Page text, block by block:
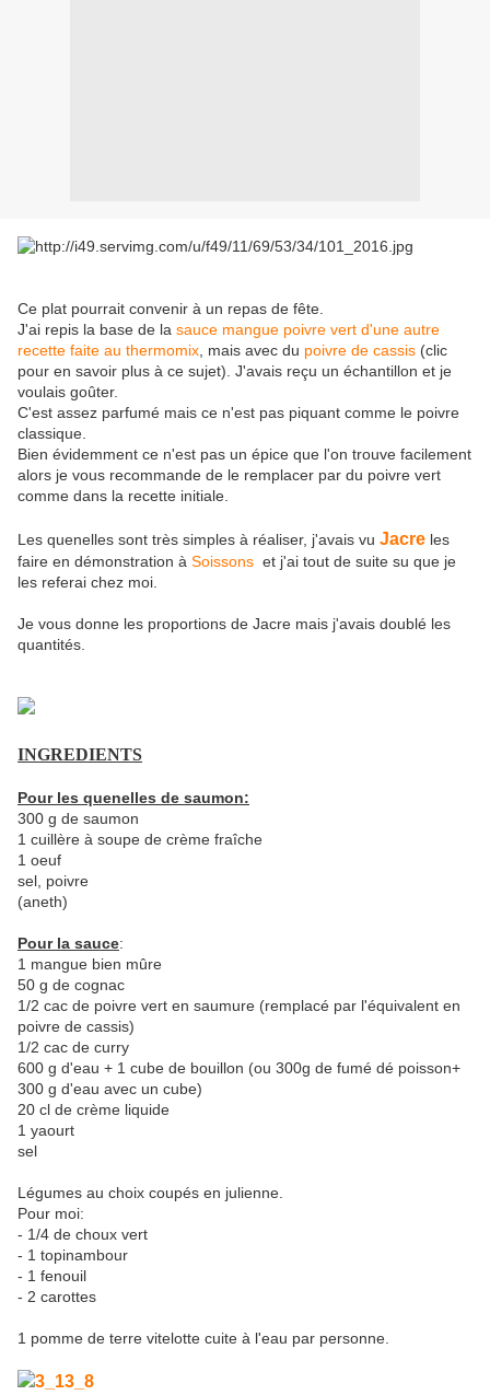
Ce plat pourrait convenir à un repas de fête.
J'ai repis la base de la sauce mangue poivre vert d'une autre
recette faite au thermomix , mais avec du poivre de cassis (clic
pour en savoir plus à ce sujet). J'avais reçu un échantillon et je
voulais goûter.
C'est assez parfumé mais ce n'est pas piquant comme le poivre
classique.
Bien évidemment ce n'est pas un épice que l'on trouve facilement
alors je vous recommande de le remplacer par du poivre vert
comme dans la recette initiale.
Les quenelles sont très simples à réaliser, j'avais vu Jacre les
faire en démonstration à Soissons et j'ai tout de suite su que je
les referai chez moi.
Je vous donne les proportions de Jacre mais j'avais doublé les
quantités.
INGREDIENTS
Pour les quenelles de saumon:
300 g de saumon
1 cuillère à soupe de crème fraîche
1 oeuf
sel, poivre
(aneth)
Pour la sauce:
1 mangue bien mûre
50 g de cognac
1/2 cac de poivre vert en saumure (remplacé par l'équivalent en
poivre de cassis)
1/2 cac de curry
600 g d'eau + 1 cube de bouillon (ou 300g de fumé dé poisson+
300 g d'eau avec un cube)
20 cl de crème liquide
1 yaourt
sel
Légumes au choix coupés en julienne.
Pour moi:
- 1/4 de choux vert
- 1 topinambour
- 1 fenouil
- 2 carottes
1 pomme de terre vitelotte cuite à l'eau par personne.